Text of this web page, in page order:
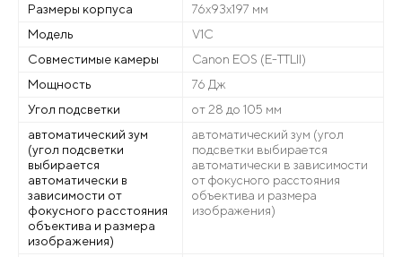
Размеры корпуса
76х93х197 мм
Модель
V1C
Совместимые камеры
Canon EOS (E-TTLII)
Мощность
76 Дж
Угол подсветки
от 28 до 105 мм
автоматический зум
(угол подсветки
выбирается
автоматически в
зависимости от
фокусного расстояния
объектива и размера
изображения)
автоматический зум (угол
подсветки выбирается
автоматически в зависимости
от фокусного расстояния
объектива и размера
изображения)